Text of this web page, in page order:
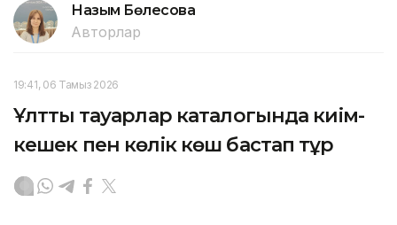
Назым Бөлесова
Авторлар
19:41, 06 Тамыз 2026
Ұлттық тауарлар каталогында киім-
кешек пен көлік көш бастап тұр